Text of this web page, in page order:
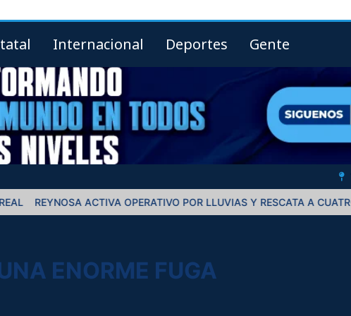
Internacional Deportes Gente
ACTIVA OPERATIVO POR LLUVIAS Y RESCATA A CUATRO PERSONAS
ENORME FUGA